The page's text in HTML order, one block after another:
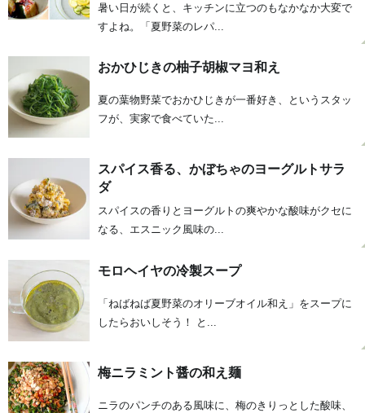
暑い日が続くと、キッチンに立つのもなかなか大変で
すよね。「夏野菜のレパ...
おかひじきの柚子胡椒マヨ和え
夏の葉物野菜でおかひじきが一番好き、というスタッ
フが、実家で食べていた...
スパイス香る、かぼちゃのヨーグルトサラ
ダ
スパイスの香りとヨーグルトの爽やかな酸味がクセに
なる、エスニック風味の...
モロヘイヤの冷製スープ
「ねばねば夏野菜のオリーブオイル和え」をスープに
したらおいしそう！ と...
梅ニラミント醤の和え麺
ニラのパンチのある風味に、梅のきりっとした酸味、